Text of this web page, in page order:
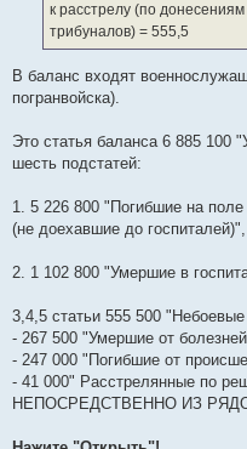
к расстрелу (по
трибуналов) = 555,5
В баланс входят
погранвойска).
Это статья баланса 6 885 100
шесть подстатей:
1. 5 226 800 "Погибшие на
(не доехавшие до госпиталей)",
2. 1 102 800 "Умершие в
3,4,5 статьи 555 500
- 267 500 "Умершие от
- 247 000 "Погибшие от
- 41 000" Расстрелянные по
НЕПОСРЕДСТВЕННО ИЗ